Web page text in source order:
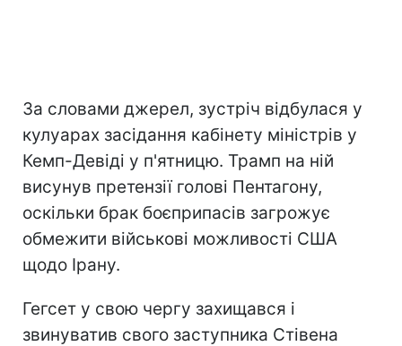
За словами джерел, зустріч відбулася у
кулуарах засідання кабінету міністрів у
Кемп-Девіді у п'ятницю. Трамп на ній
висунув претензії голові Пентагону,
оскільки брак боєприпасів загрожує
обмежити військові можливості США
щодо Ірану.
Гегсет у свою чергу захищався і
звинуватив свого заступника Стівена